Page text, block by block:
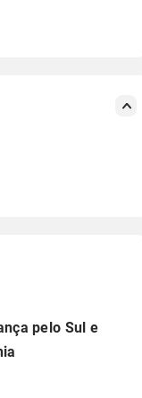
pelo Sul e